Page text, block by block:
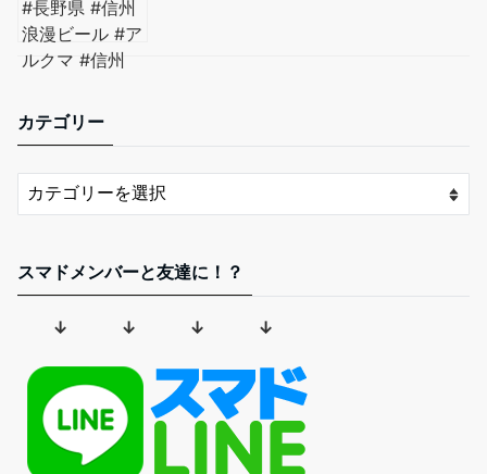
カテゴリー
スマドメンバーと友達に！？
↓ ↓ ↓ ↓